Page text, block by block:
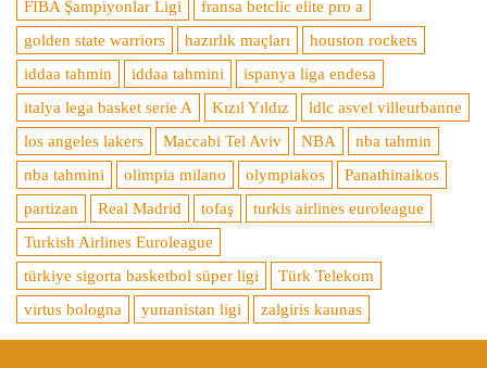
FIBA Şampiyonlar Ligi
fransa betclic elite pro a
golden state warriors
hazırlık maçları
houston rockets
iddaa tahmin
iddaa tahmini
ispanya liga endesa
italya lega basket serie A
Kızıl Yıldız
ldlc asvel villeurbanne
los angeles lakers
Maccabi Tel Aviv NBA
nba tahmin
nba tahmini
olimpia milano olympiakos
Panathinaikos
partizan
Real Madrid tofaş
turkis airlines euroleague
Turkish Airlines Euroleague
türkiye sigorta basketbol süper ligi
Türk Telekom
virtus bologna
yunanistan ligi zalgiris kaunas